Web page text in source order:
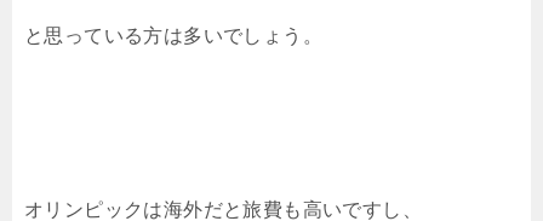
と思っている方は多いでしょう。
オリンピックは海外だと旅費も高いですし、